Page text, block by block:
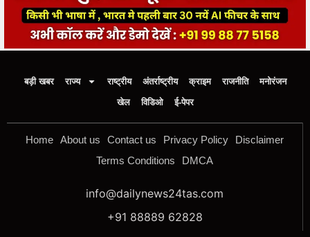
बड़ी खबर राज्य राष्ट्रीय अंतर्राष्ट्रीय क्राइम राजनीति
मनोरंजन
खेल
विडिओ ई-पेपर
Home About us Contact us Privacy Policy
Disclaimer
Terms Conditions
DMCA
info@dailynews24tas.com
+91 88889 62828